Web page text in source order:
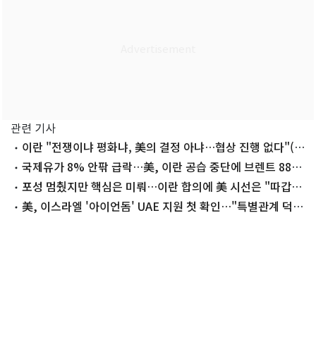
관련 기사
이란 "전쟁이냐 평화냐, 美의 결정 아냐…협상 진행 없다"(종
합)국제유가 8% 안팎 급락…美, 이란 공습 중단에 브렌트 88달
러로포성 멈췄지만 핵심은 미뤄…이란 합의에 美 시선은 "따갑
다"美, 이스라엘 '아이언돔' UAE 지원 첫 확인…"특별관계 덕